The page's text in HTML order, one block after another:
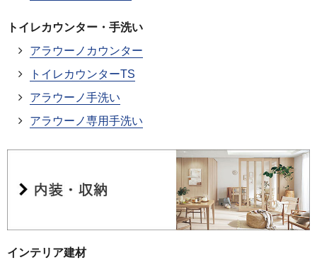
トイレカウンター・手洗い
アラウーノカウンター
トイレカウンターTS
アラウーノ手洗い
アラウーノ専用手洗い
インテリア建材